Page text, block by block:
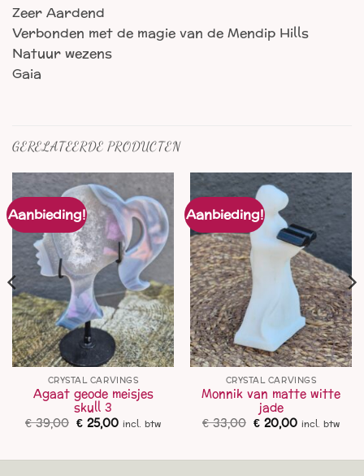
Zeer Aardend
Verbonden met de magie van de Mendip Hills
Natuur wezens
Gaia
GERELATEERDE PRODUCTEN
Aanbieding!
CRYSTAL CARVINGS
Agaat geode meisjes
skull 3
€39,00 Oorspronkelijke
prijs
€ 25,00Huidige
prijs
incl. btw
Aanbieding!
CRYSTAL CARVINGS
Monnik van matte witte
jade
€33,00 Oorspronkelijke
prijs
€ 20,00Huidige
prijs
incl. btw